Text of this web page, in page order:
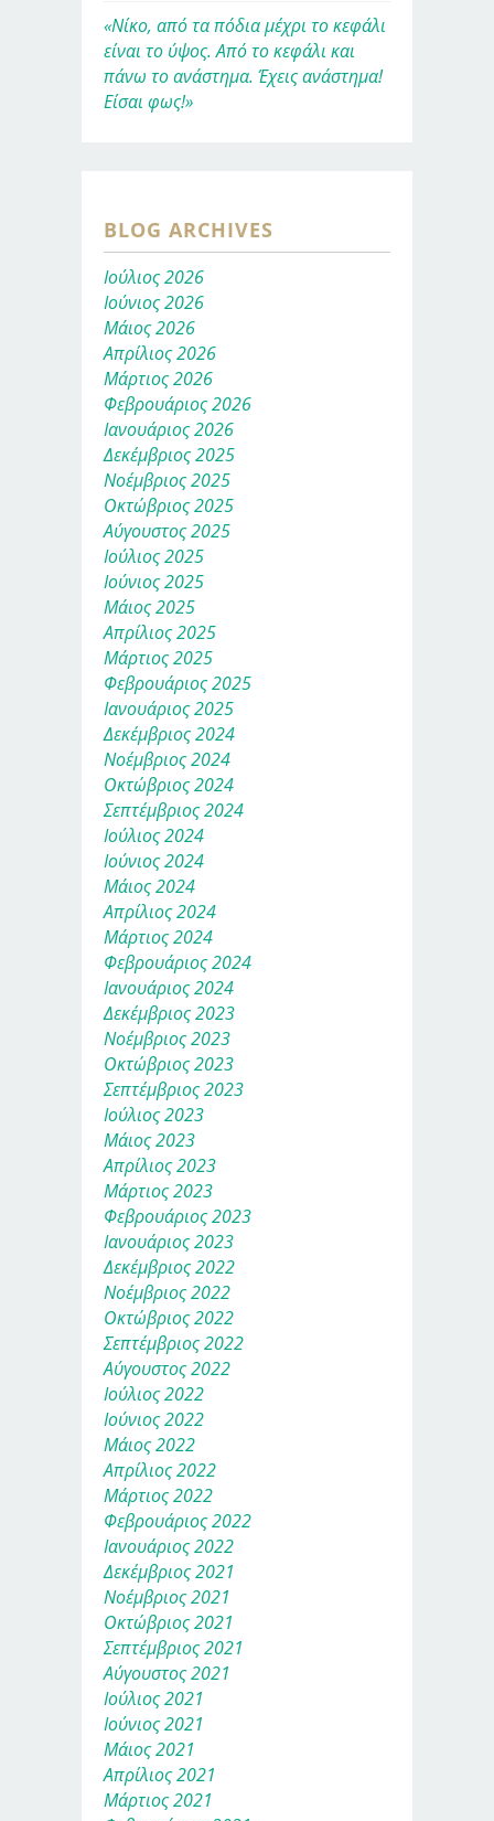
«Νίκο, από τα πόδια μέχρι το κεφάλι
είναι το ύψος. Από το κεφάλι και
πάνω το ανάστημα. Έχεις ανάστημα!
Είσαι φως!»
BLOG ARCHIVES
Ιούλιος 2026
Ιούνιος 2026
Μάιος 2026
Απρίλιος 2026
Μάρτιος 2026
Φεβρουάριος 2026
Ιανουάριος 2026
Δεκέμβριος 2025
Νοέμβριος 2025
Οκτώβριος 2025
Αύγουστος 2025
Ιούλιος 2025
Ιούνιος 2025
Μάιος 2025
Απρίλιος 2025
Μάρτιος 2025
Φεβρουάριος 2025
Ιανουάριος 2025
Δεκέμβριος 2024
Νοέμβριος 2024
Οκτώβριος 2024
Σεπτέμβριος 2024
Ιούλιος 2024
Ιούνιος 2024
Μάιος 2024
Απρίλιος 2024
Μάρτιος 2024
Φεβρουάριος 2024
Ιανουάριος 2024
Δεκέμβριος 2023
Νοέμβριος 2023
Οκτώβριος 2023
Σεπτέμβριος 2023
Ιούλιος 2023
Μάιος 2023
Απρίλιος 2023
Μάρτιος 2023
Φεβρουάριος 2023
Ιανουάριος 2023
Δεκέμβριος 2022
Νοέμβριος 2022
Οκτώβριος 2022
Σεπτέμβριος 2022
Αύγουστος 2022
Ιούλιος 2022
Ιούνιος 2022
Μάιος 2022
Απρίλιος 2022
Μάρτιος 2022
Φεβρουάριος 2022
Ιανουάριος 2022
Δεκέμβριος 2021
Νοέμβριος 2021
Οκτώβριος 2021
Σεπτέμβριος 2021
Αύγουστος 2021
Ιούλιος 2021
Ιούνιος 2021
Μάιος 2021
Απρίλιος 2021
Μάρτιος 2021